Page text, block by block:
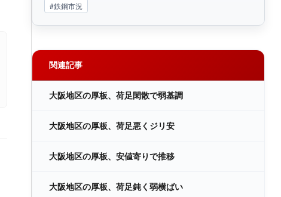
#鉄鋼市況
関連記事
大阪地区の厚板、荷足閑散で弱基調
大阪地区の厚板、荷足悪くジリ安
大阪地区の厚板、安値寄りで推移
大阪地区の厚板、荷足鈍く弱横ばい